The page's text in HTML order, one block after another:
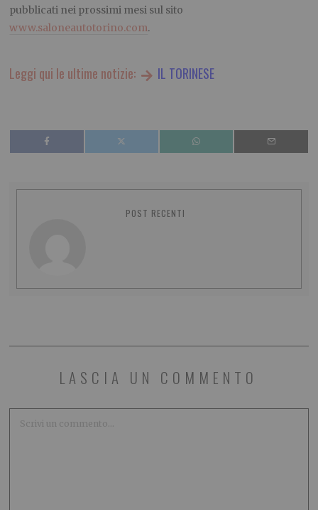
pubblicati nei prossimi mesi sul sito
www.saloneautotorino.com.
Leggi qui le ultime notizie: IL TORINESE
POST RECENTI
LASCIA UN COMMENTO